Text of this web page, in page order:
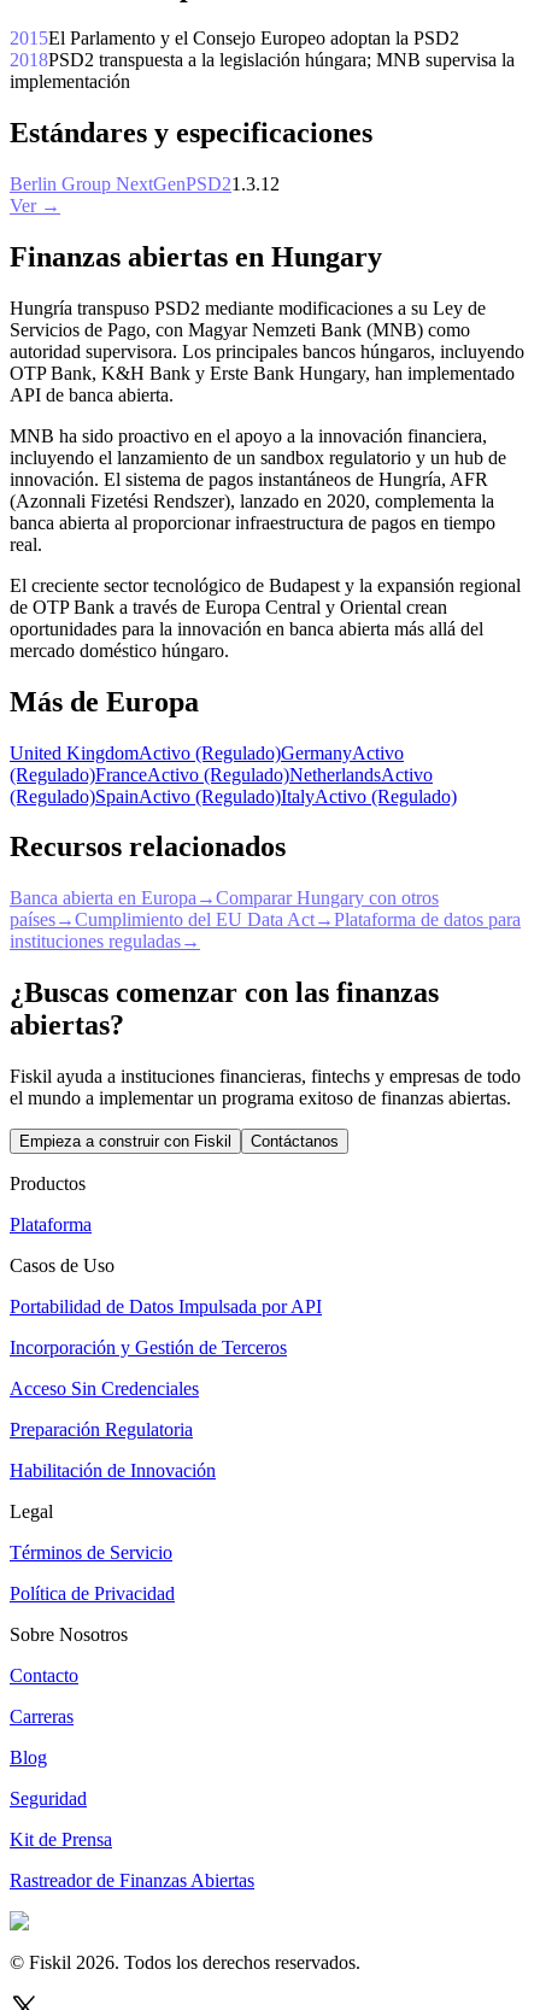
2015El Parlamento y el Consejo Europeo adoptan la PSD2
2018PSD2 transpuesta a la legislación húngara; MNB supervisa la
implementación
Estándares y especificaciones
Berlin Group NextGenPSD21.3.12
Ver →
Finanzas abiertas en Hungary
Hungría transpuso PSD2 mediante modificaciones a su Ley de
Servicios de Pago, con Magyar Nemzeti Bank (MNB) como
autoridad supervisora. Los principales bancos húngaros, incluyendo
OTP Bank, K&H Bank y Erste Bank Hungary, han implementado
API de banca abierta.
MNB ha sido proactivo en el apoyo a la innovación financiera,
incluyendo el lanzamiento de un sandbox regulatorio y un hub de
innovación. El sistema de pagos instantáneos de Hungría, AFR
(Azonnali Fizetési Rendszer), lanzado en 2020, complementa la
banca abierta al proporcionar infraestructura de pagos en tiempo
real.
El creciente sector tecnológico de Budapest y la expansión regional
de OTP Bank a través de Europa Central y Oriental crean
oportunidades para la innovación en banca abierta más allá del
mercado doméstico húngaro.
Más de Europa
United KingdomActivo (Regulado)GermanyActivo
(Regulado)FranceActivo (Regulado)NetherlandsActivo
(Regulado)SpainActivo (Regulado)ItalyActivo (Regulado)
Recursos relacionados
Banca abierta en Europa →Comparar Hungary con otros
países→Cumplimiento del EU Data Act→Plataforma de datos para
instituciones reguladas→
¿Buscas comenzar con las finanzas
abiertas?
Fiskil ayuda a instituciones financieras, fintechs y empresas de todo
el mundo a implementar un programa exitoso de finanzas abiertas.
Empieza a construir con Fiskil Contáctanos
Productos
Plataforma
Casos de Uso
Portabilidad de Datos Impulsada por API
Incorporación y Gestión de Terceros
Acceso Sin Credenciales
Preparación Regulatoria
Habilitación de Innovación
Legal
Términos de Servicio
Política de Privacidad
Sobre Nosotros
Contacto
Carreras
Blog
Seguridad
Kit de Prensa
Rastreador de Finanzas Abiertas
© Fiskil 2026. Todos los derechos reservados.